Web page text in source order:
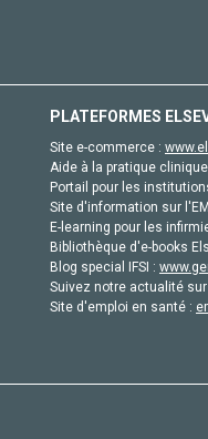
PLATEFORMES
Site e-commerce :
Aide à la pratique
Portail pour les
Site d'information sur
E-learning pour les
Bibliothèque d'e-books
Blog special IFSI :
Suivez notre actualité
Site d'emploi en santé :